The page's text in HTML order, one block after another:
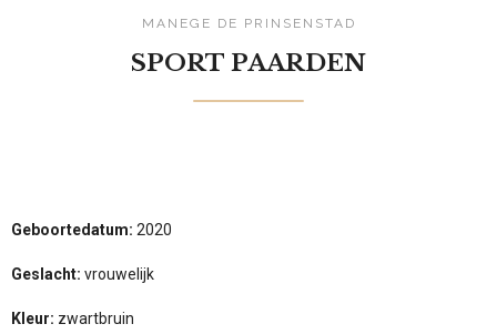
MANEGE DE PRINSENSTAD
SPORT PAARDEN
Geboortedatum: 2020
Geslacht: vrouwelijk
Kleur: zwartbruin